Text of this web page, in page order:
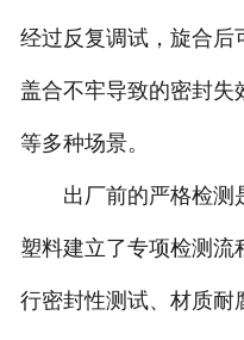
经过反复调试，旋合后
盖合不牢导致的密封失
等多种场景。
出厂前的严格检测
塑料建立了专项检测流
行密封性测试、材质耐